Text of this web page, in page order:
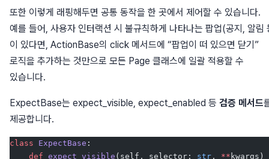
또한 이렇게 래핑해두면 공통 동작을 한 곳에서 제어할 수 있습니다.
예를 들어, 사용자 인터랙션 시 불규칙하게 나타나는 팝업(공지, 알림
이 있다면, ActionBase의 click 메서드에 “팝업이 떠 있으면 닫기”
로직을 추가하는 것만으로 모든 Page 클래스에 일괄 적용할 수
있습니다.
ExpectBase는 expect_visible, expect_enabled 등 검증 메서드
제공합니다.
class ExpectBase :
    def
expect_visible (self, selector: str , **